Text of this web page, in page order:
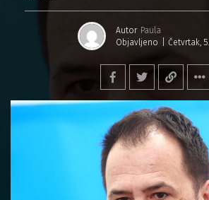
Autor Paula
Objavljeno
Četvrtak,